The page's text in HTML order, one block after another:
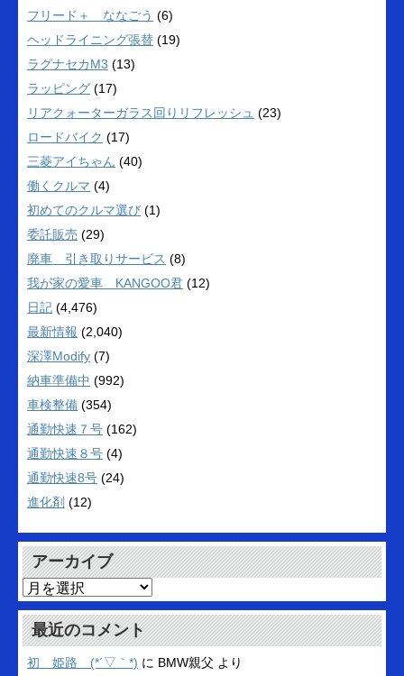
フリード＋ ななごう (6)
ヘッドライニング張替 (19)
ラグナセカM3 (13)
ラッピング (17)
リアクォーターガラス回りリフレッシュ (23)
ロードバイク (17)
三菱アイちゃん (40)
働くクルマ (4)
初めてのクルマ選び (1)
委託販売 (29)
廃車 引き取りサービス (8)
我が家の愛車 KANGOO君 (12)
日記 (4,476)
最新情報 (2,040)
深澤Modify (7)
納車準備中 (992)
車検整備 (354)
通勤快速７号 (162)
通勤快速８号 (4)
通勤快速8号 (24)
進化剤 (12)
アーカイブ
ア
ー
カ
イ
ブ
最近のコメント
初 姫路 (*´▽｀*) に BMW親父 より